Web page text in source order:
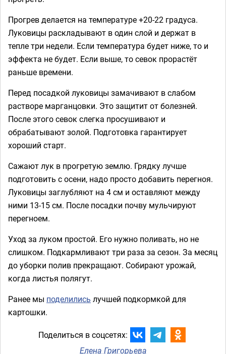
Прогрев делается на температуре +20-22 градуса.
Луковицы раскладывают в один слой и держат в
тепле три недели. Если температура будет ниже, то и
эффекта не будет. Если выше, то севок прорастёт
раньше времени.
Перед посадкой луковицы замачивают в слабом
растворе марганцовки. Это защитит от болезней.
После этого севок слегка просушивают и
обрабатывают золой. Подготовка гарантирует
хороший старт.
Сажают лук в прогретую землю. Грядку лучше
подготовить с осени, надо просто добавить перегноя.
Луковицы заглубляют на 4 см и оставляют между
ними 13-15 см. После посадки почву мульчируют
перегноем.
Уход за луком простой. Его нужно поливать, но не
слишком. Подкармливают три раза за сезон. За месяц
до уборки полив прекращают. Собирают урожай,
когда листья полягут.
Ранее мы поделились лучшей подкормкой для
картошки.
Поделиться в соцсетях:
Елена Григорьева